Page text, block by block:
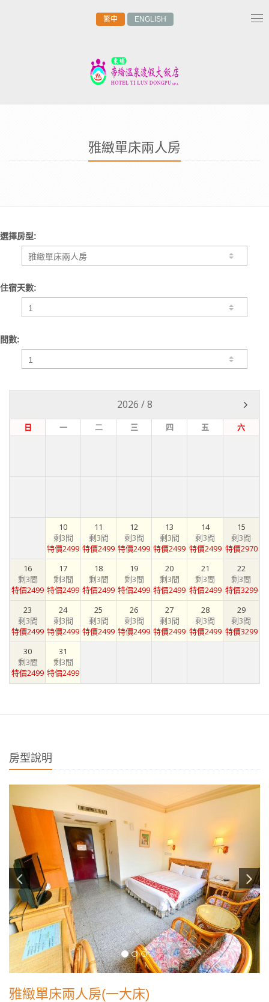
繁中 ENGLISH
雅緻單床兩人房
選擇房型:
住宿天數:
間數:
2026 /8
日 一 二 三 四 五 六
10
剩3間
特價2499
11
剩3間
特價2499
12
剩3間
特價2499
13
剩3間
特價2499
14
剩3間
特價2499
15
剩3間
特價2970
16
剩3間
特價2499
17
剩3間
特價2499
18
剩3間
特價2499
19
剩3間
特價2499
20
剩3間
特價2499
21
剩3間
特價2499
22
剩3間
特價3299
23
剩3間
特價2499
24
剩3間
特價2499
25
剩3間
特價2499
26
剩3間
特價2499
27
剩3間
特價2499
28
剩3間
特價2499
29
剩3間
特價3299
30
剩3間
特價2499
31
剩3間
特價2499
房型說明
雅緻單床兩人房(一大床)